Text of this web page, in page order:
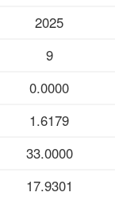
2025
9
0.0000
1.6179
33.0000
17.9301